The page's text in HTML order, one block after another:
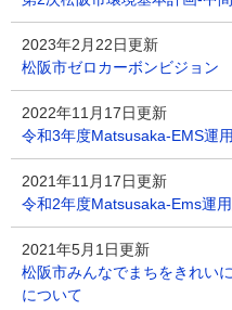
2023年2月22日更新
松阪市ゼロカーボンビジョン
2022年11月17日更新
令和3年度Matsusaka-EMS運
2021年11月17日更新
令和2年度Matsusaka-Ems運
2021年5月1日更新
松阪市みんなでまちをきれい
について